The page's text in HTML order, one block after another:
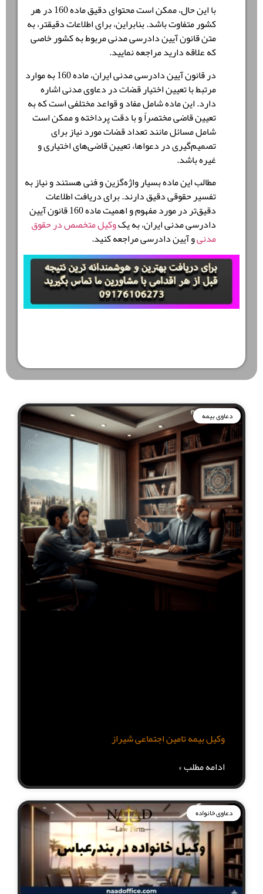
با این حال، ممکن است محتوای دقیق ماده 160 در هر
کشور متفاوت باشد. بنابراین، برای اطلاعات دقیقتر، به
متن قانون آیین دادرسی مدنی مربوط به کشور خاصی
که علاقه دارید مراجعه نمایید.
در قانون آیین دادرسی مدنی ایران، ماده 160 به موارد
مرتبط با تعیین اختیار قضات در دعاوی مدنی اشاره
دارد. این ماده شامل مفاد و قواعد مختلفی است که به
تعیین قاضی مختصراً و با دقت پرداخته و ممکن است
شامل مسائل مانند تعداد قضات مورد نیاز برای
تصمیم‌گیری در دعواها، تعیین قاضی‌های اختیاری و
غیره باشد.
مطالب این ماده بسیار واژه‌گزین و فنی هستند و نیاز به
تفسیر حقوقی دقیق دارند. برای دریافت اطلاعات
دقیق‌تر در مورد مفهوم و اهمیت ماده 160 قانون آیین
دادرسی مدنی ایران، به یکوکیل متخصص در حقوق
مدنیو آیین دادرسی مراجعه کنید.
دعاوی بیمه
وکیل بیمه تامین اجتماعی شیراز
ادامه مطلب »
دعاوی خانواده